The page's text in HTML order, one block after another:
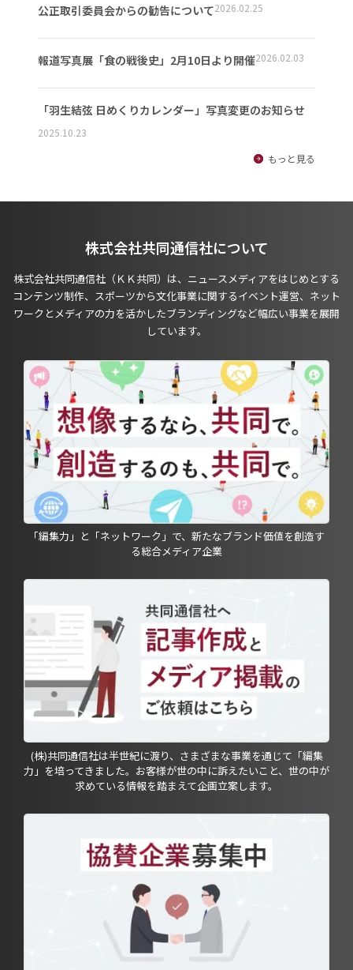
公正取引委員会からの勧告について2026.02.25
報道写真展「食の戦後史」2月10日より開催2026.02.03
「羽生結弦 日めくりカレンダー」写真変更のお知らせ
2025.10.23
もっと見る
株式会社共同通信社について
株式会社共同通信社（ＫＫ共同）は、ニュースメディアをはじめとする
コンテンツ制作、スポーツから文化事業に関するイベント運営、ネット
ワークとメディアの力を活かしたブランディングなど幅広い事業を展開
しています。
「編集力」と「ネットワーク」で、新たなブランド価値を創造す
る総合メディア企業
(株)共同通信社は半世紀に渡り、さまざまな事業を通じて「編集
力」を培ってきました。お客様が世の中に訴えたいこと、世の中が
求めている情報を踏まえて企画立案します。